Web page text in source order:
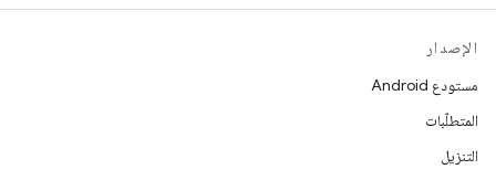
الإصدار
مستودع Android
المتطلّبات
التنزيل